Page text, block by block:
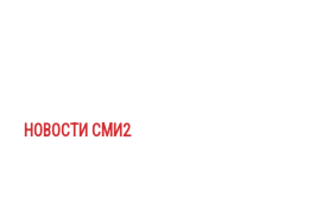
НОВОСТИ СМИ2